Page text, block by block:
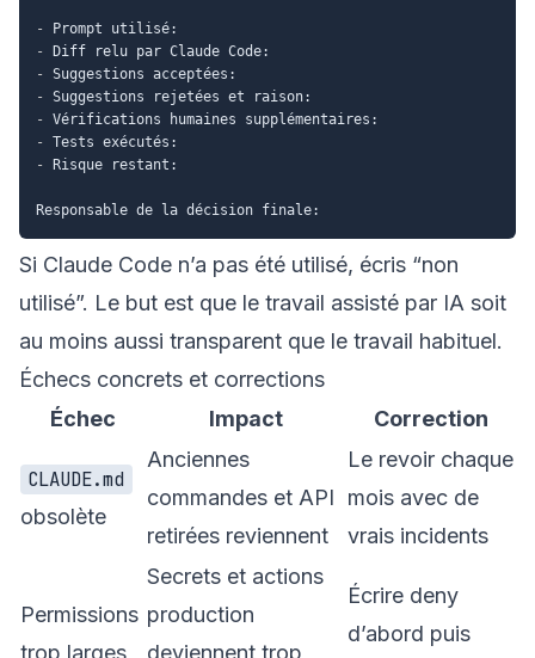
-
-
-
-
-
-
- Risque restant:
Si Claude Code n’a pas été utilisé, écris “non
utilisé”. Le but est que le travail assisté par IA soit
au moins aussi transparent que le travail habituel.
Échecs concrets et corrections
Échec
Impact Correction
CLAUDE.md
obsolète
Anciennes
commandes et API
retirées reviennent
Le revoir chaque
mois avec de
vrais incidents
Permissions
trop larges
Secrets et actions
production
deviennent trop
Écrire deny
d’abord puis